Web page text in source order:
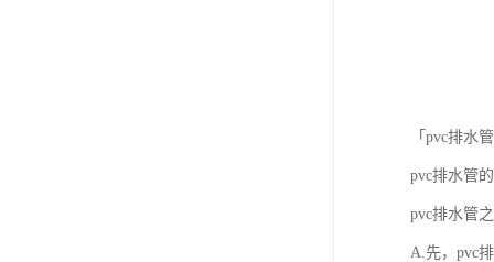
「pvc排水
pvc排水管
pvc排水管
A.先，pvc